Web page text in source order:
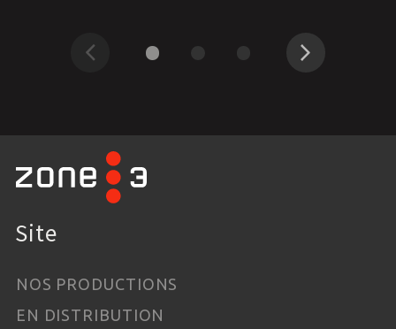
Précédent Suivant
Site
NOS PRODUCTIONS
EN DISTRIBUTION